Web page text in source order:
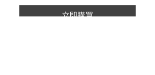
立即購買